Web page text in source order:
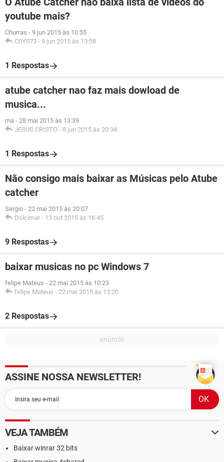
youtube mais?
Churras - 9 jun 2015 às 10:55
C0Y073 - 9 jun 2015 às 13:08
1 Respostas
atube catcher nao faz mais dowload de
musica...
ma - 28 mai 2015 às 13:39
JESUS CRISTO - 8 jun 2015 às 20:34
1 Respostas
Não consigo mais baixar as Músicas pelo Atube
catcher
Sergio - 22 mai 2015 às 20:07
Dolcimar - 13 out 2015 às 16:45
9 Respostas
baixar musicas no pc Windows 7
felipe Mateus - 22 mai 2015 às 10:23
felipe Mateus - 22 mai 2015 às 13:20
2 Respostas
ASSINE NOSSA NEWSLETTER!
VEJA TAMBÉM
Baixar winrar 32 bits